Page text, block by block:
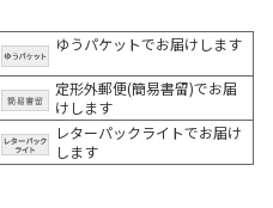
ゆうパケットでお届けします
定形外郵便(簡易書留)でお届
けします
レターパックライトでお届け
します